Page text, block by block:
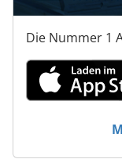
Die Nummer 1